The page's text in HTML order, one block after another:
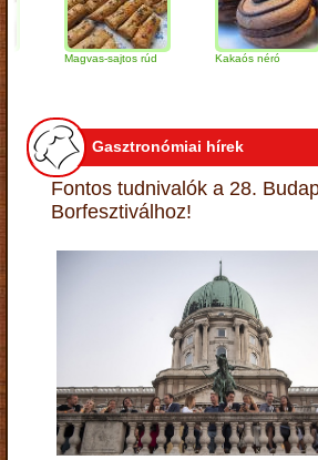
Magvas-sajtos rúd Kakaós néró
Gasztronómiai hírek
Fontos tudnivalók a 28.
Borfesztiválhoz!